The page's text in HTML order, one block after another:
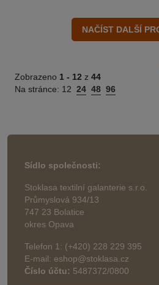
Zobrazeno 1 - 12 z 44
Na stránce: 12 24 48 96
Sídlo společnosti:
Stoklasa textilní galanterie s.r.o.
Průmyslová 934/13
747 23 Bolatice
okres Opava
Telefon 1: (+420) 228 229 395
E-mail: eshop@stoklasa.cz
Číslo účtu: 5487372/0800